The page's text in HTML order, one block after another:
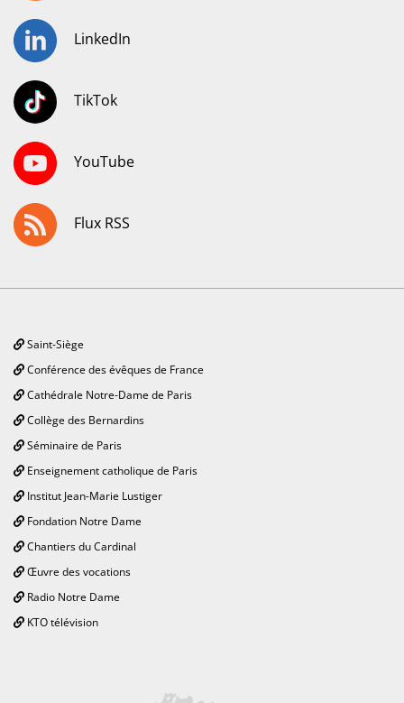
LinkedIn
TikTok
YouTube
Flux RSS
Saint-Siège
Conférence des évêques de France
Cathédrale Notre-Dame de Paris
Collège des Bernardins
Séminaire de Paris
Enseignement catholique de Paris
Institut Jean-Marie Lustiger
Fondation Notre Dame
Chantiers du Cardinal
Œuvre des vocations
Radio Notre Dame
KTO télévision